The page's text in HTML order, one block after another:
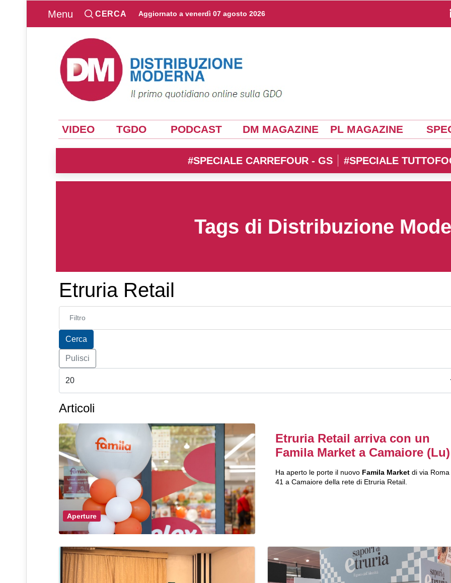
Menu CERCA Aggiornato a venerdì 07 agosto 2026
VIDEO TGDO PODCAST DM MAGAZINE PL MAGAZINE
#SPECIALE CARREFOUR - GS #SPECIALE
Tags di Distribuzione
Etruria Retail
Inserisci parte del titolo
Cerca
Pulisci
Articoli
Aperture
Etruria Retail arriva con un
Famila Market a Camaiore (Lu)
Ha aperto le porte il nuovo Famila Marketdi via Roma
41 a Camaiore della rete di Etruria Retail.